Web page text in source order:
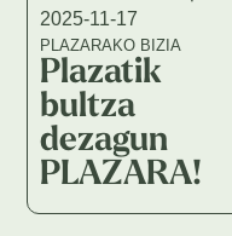
2025-11-17
PLAZARAKO BIZIA
Plazatik
bultza
dezagun
PLAZARA!